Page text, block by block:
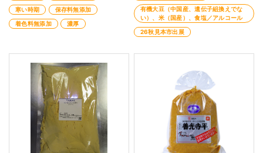
寒い時期
保存料無添加
着色料無添加
濃厚
有機大豆（中国産、遺伝子組換えでな
い）、米（国産）、食塩／アルコール
26秋見本市出展